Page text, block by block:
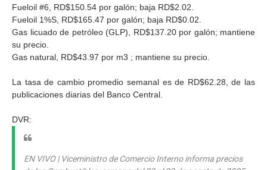
Fueloil #6, RD$150.54 por galón; baja RD$2.02.
Fueloil 1%S, RD$165.47 por galón; baja RD$0.02.
Gas licuado de petróleo (GLP), RD$137.20 por galón; mantiene
su precio.
Gas natural, RD$43.97 por m3 ; mantiene su precio.
La tasa de cambio promedio semanal es de RD$62.28, de las
publicaciones diarias del Banco Central.
DVR:
EN VIVO | Viceministro de Comercio Interno informa precios